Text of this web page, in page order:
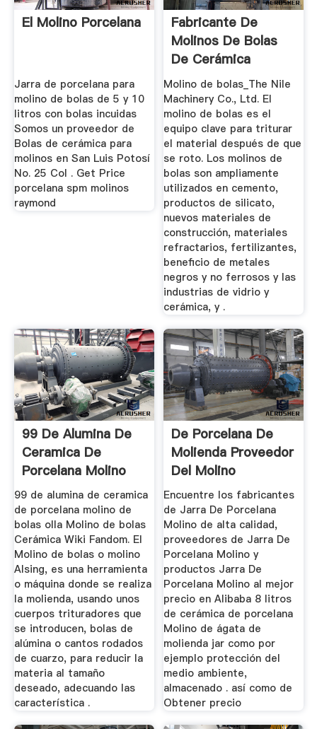
El Molino Porcelana
Jarra de porcelana para
molino de bolas de 5 y 10
litros con bolas incuidas
Somos un proveedor de
Bolas de cerámica para
molinos en San Luis Potosí
No. 25 Col . Get Price
porcelana spm molinos
raymond
Fabricante De
Molinos De Bolas
De Cerámica
Molino de bolas_The Nile
Machinery Co., Ltd. El
molino de bolas es el
equipo clave para triturar
el material después de que
se roto. Los molinos de
bolas son ampliamente
utilizados en cemento,
productos de silicato,
nuevos materiales de
construcción, materiales
refractarios, fertilizantes,
beneficio de metales
negros y no ferrosos y las
industrias de vidrio y
cerámica, y .
99 De Alumina De
Ceramica De
Porcelana Molino
De Bolas Olla
99 de alumina de ceramica
de porcelana molino de
bolas olla Molino de bolas
Cerámica Wiki Fandom. El
Molino de bolas o molino
Alsing, es una herramienta
o máquina donde se realiza
la molienda, usando unos
cuerpos trituradores que
se introducen, bolas de
alúmina o cantos rodados
de cuarzo, para reducir la
materia al tamaño
deseado, adecuando las
característica .
De Porcelana De
Molienda Proveedor
Del Molino
Encuentre los fabricantes
de Jarra De Porcelana
Molino de alta calidad,
proveedores de Jarra De
Porcelana Molino y
productos Jarra De
Porcelana Molino al mejor
precio en Alibaba 8 litros
de cerámica de porcelana
Molino de ágata de
molienda jar como por
ejemplo protección del
medio ambiente,
almacenado . así como de
Obtener precio